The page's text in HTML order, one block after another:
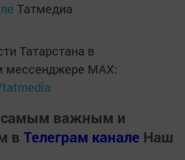
Татмедиа
Татарстана в
мессенджере MАХ:
самым важным и
в Телеграм канале Наш